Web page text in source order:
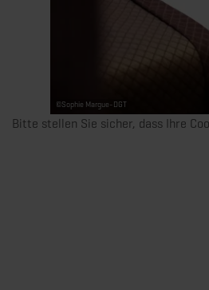
©Sophie Margue-DGT
Bitte stellen Sie sicher, dass Ihre